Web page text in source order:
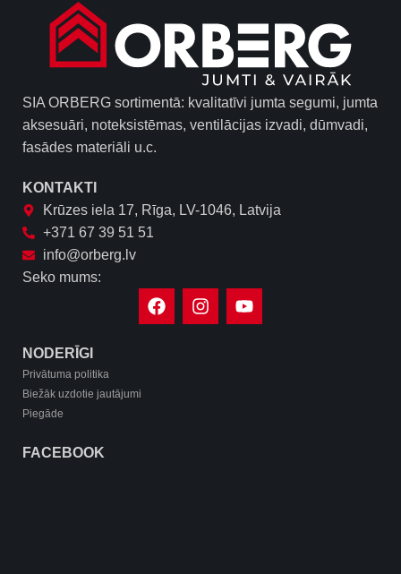
SIA ORBERG sortimentā: kvalitatīvi jumta segumi, jumta
aksesuāri, noteksistēmas, ventilācijas izvadi, dūmvadi,
fasādes materiāli u.c.
KONTAKTI
Krūzes iela 17, Rīga, LV-1046, Latvija
+371 67 39 51 51
info@orberg.lv
Seko mums:
NODERĪGI
Privātuma politika
Biežāk uzdotie jautājumi
Piegāde
FACEBOOK